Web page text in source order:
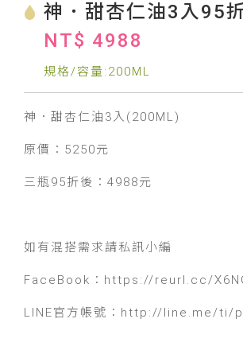
神．甜杏仁油3入95
NT$ 4988
規格/容量:200ML
神．甜杏仁油3入(200ML)
原價：5250元
三瓶95折後：4988元
如有混搭需求請私訊小編
FaceBook：https://reurl.cc/
LINE官方帳號：http://line.me/ti/